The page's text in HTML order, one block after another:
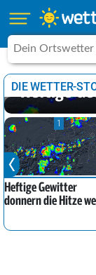
DIE WETTER-
Heftige
1
Heftige Gewitter
donnern die Hitze